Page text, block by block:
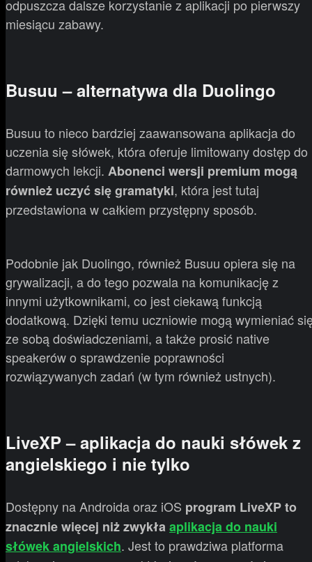
odpuszcza dalsze korzystanie z aplikacji po pierwszy
miesiącu zabawy.
Busuu – alternatywa dla Duolingo
Busuu to nieco bardziej zaawansowana aplikacja do
uczenia się słówek, która oferuje limitowany dostęp do
darmowych lekcji. Abonenci wersji premium mogą
również uczyć się gramatyki, która jest tutaj
przedstawiona w całkiem przystępny sposób.
Podobnie jak Duolingo, również Busuu opiera się na
grywalizacji, a do tego pozwala na komunikację z
innymi użytkownikami, co jest ciekawą funkcją
dodatkową. Dzięki temu uczniowie mogą wymieniać
ze sobą doświadczeniami, a także prosić native
speakerów o sprawdzenie poprawności
rozwiązywanych zadań (w tym również ustnych).
LiveXP – aplikacja do nauki słówek z
angielskiego i nie tylko
Dostępny na Androida oraz iOS program LiveXP to
znacznie więcej niż zwykłaaplikacja do nauki
słówek angielskich. Jest to prawdziwa platforma